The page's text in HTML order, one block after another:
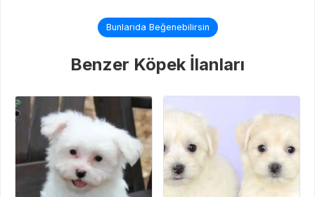
Bunlarıda Beğenebilirsin
Benzer Köpek İlanları